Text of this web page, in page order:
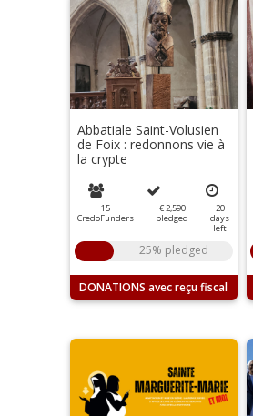
Abbatiale Saint-Volusien
de Foix : redonnons vie à
la crypte
15
CredoFunders
€ 2,590
pledged
20
days
left
25% pledged
DONATIONS